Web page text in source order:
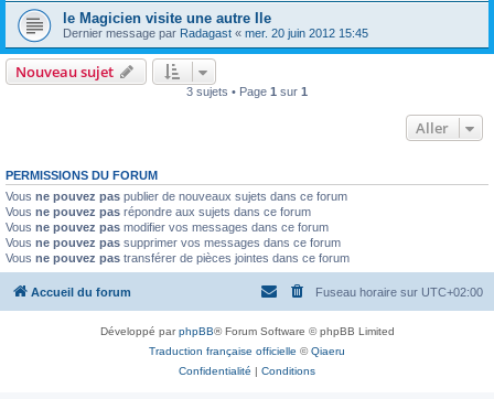
le Magicien visite une autre Ile
Dernier message par Radagast « mer. 20 juin 2012 15:45
Nouveau sujet
3 sujets • Page 1 sur 1
Aller
PERMISSIONS DU FORUM
Vous ne pouvez pas publier de nouveaux sujets dans ce forum
Vous ne pouvez pas répondre aux sujets dans ce forum
Vous ne pouvez pas modifier vos messages dans ce forum
Vous ne pouvez pas supprimer vos messages dans ce forum
Vous ne pouvez pas transférer de pièces jointes dans ce forum
Accueil du forum Fuseau horaire sur UTC+02:00
Développé parphpBB® Forum Software © phpBB Limited
Traduction française officielle ©Qiaeru
Confidentialité | Conditions